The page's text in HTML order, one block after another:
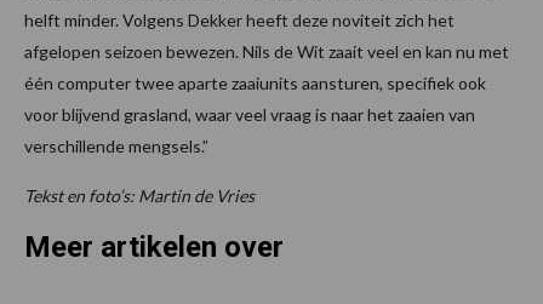
helft minder. Volgens Dekker heeft deze noviteit zich het
afgelopen seizoen bewezen. Nils de Wit zaait veel en kan nu met
één computer twee aparte zaaiunits aansturen, specifiek ook
voor blijvend grasland, waar veel vraag is naar het zaaien van
verschillende mengsels.”
Tekst en foto’s: Martin de Vries
Meer artikelen over